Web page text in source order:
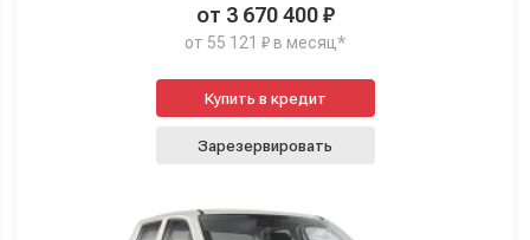
от 3 670 400 ₽
от 55 121 ₽ в месяц*
Купить в кредит
Зарезервировать